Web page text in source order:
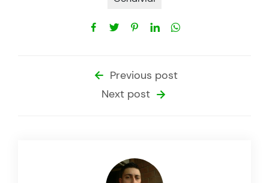
Previous post
Next post